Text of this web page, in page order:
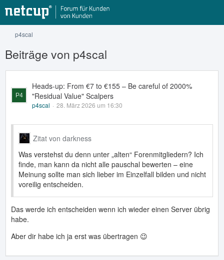
p4scal
Beiträge von p4scal
Heads-up: From €7 to €155 – Be careful of 2000%
"Residual Value" Scalpers
p4scal 28. März 2026 um 16:30
Zitat von darkness
Was verstehst du denn unter „alten“ Forenmitgliedern? Ich
finde, man kann da nicht alle pauschal bewerten – eine
Meinung sollte man sich lieber im Einzelfall bilden und nicht
voreilig entscheiden.
Das werde ich entscheiden wenn ich wieder einen Server übrig
habe.
Aber dir habe ich ja erst was übertragen 😉